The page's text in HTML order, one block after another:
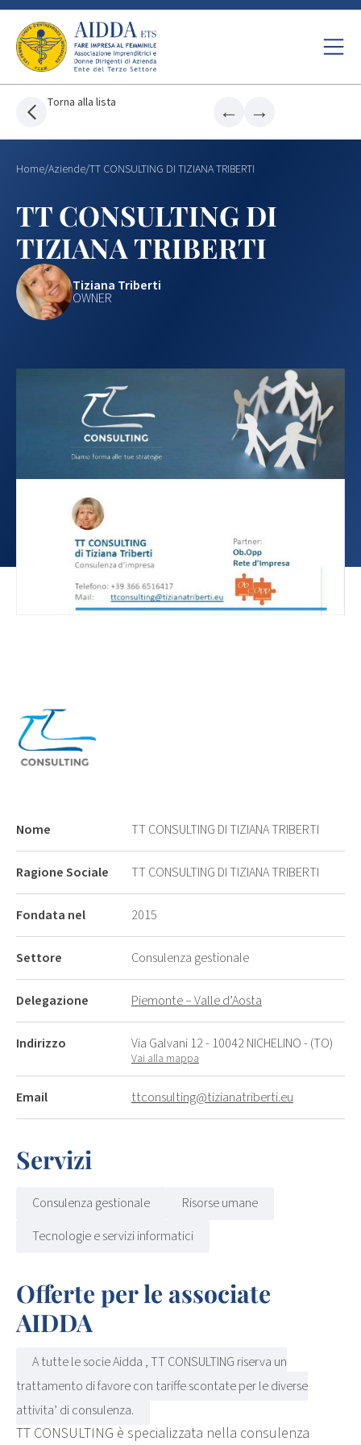
Torna alla lista ← →
Home/Aziende/TT CONSULTING DI TIZIANA TRIBERTI
TT CONSULTING DI
TIZIANA TRIBERTI
Tiziana Triberti
OWNER
Nome TT CONSULTING DI TIZIANA TRIBERTI
Ragione Sociale TT CONSULTING DI TIZIANA TRIBERTI
Fondata nel 2015
Settore Consulenza gestionale
Delegazione Piemonte – Valle d’Aosta
Indirizzo Via Galvani 12 - 10042 NICHELINO - (TO)
Vai alla mappa
Email ttconsulting@tizianatriberti.eu
Servizi
Consulenza gestionale
Risorse umane
Tecnologie e servizi informatici
Offerte per le associate
AIDDA
A tutte le socie Aidda , TT CONSULTING riserva un
trattamento di favore con tariffe scontate per le diverse
attivita’ di consulenza.
TT CONSULTING è specializzata nella consulenza